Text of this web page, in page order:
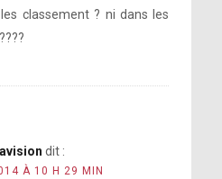
classement ? ni dans les
dit :
À 10 H 29 MIN